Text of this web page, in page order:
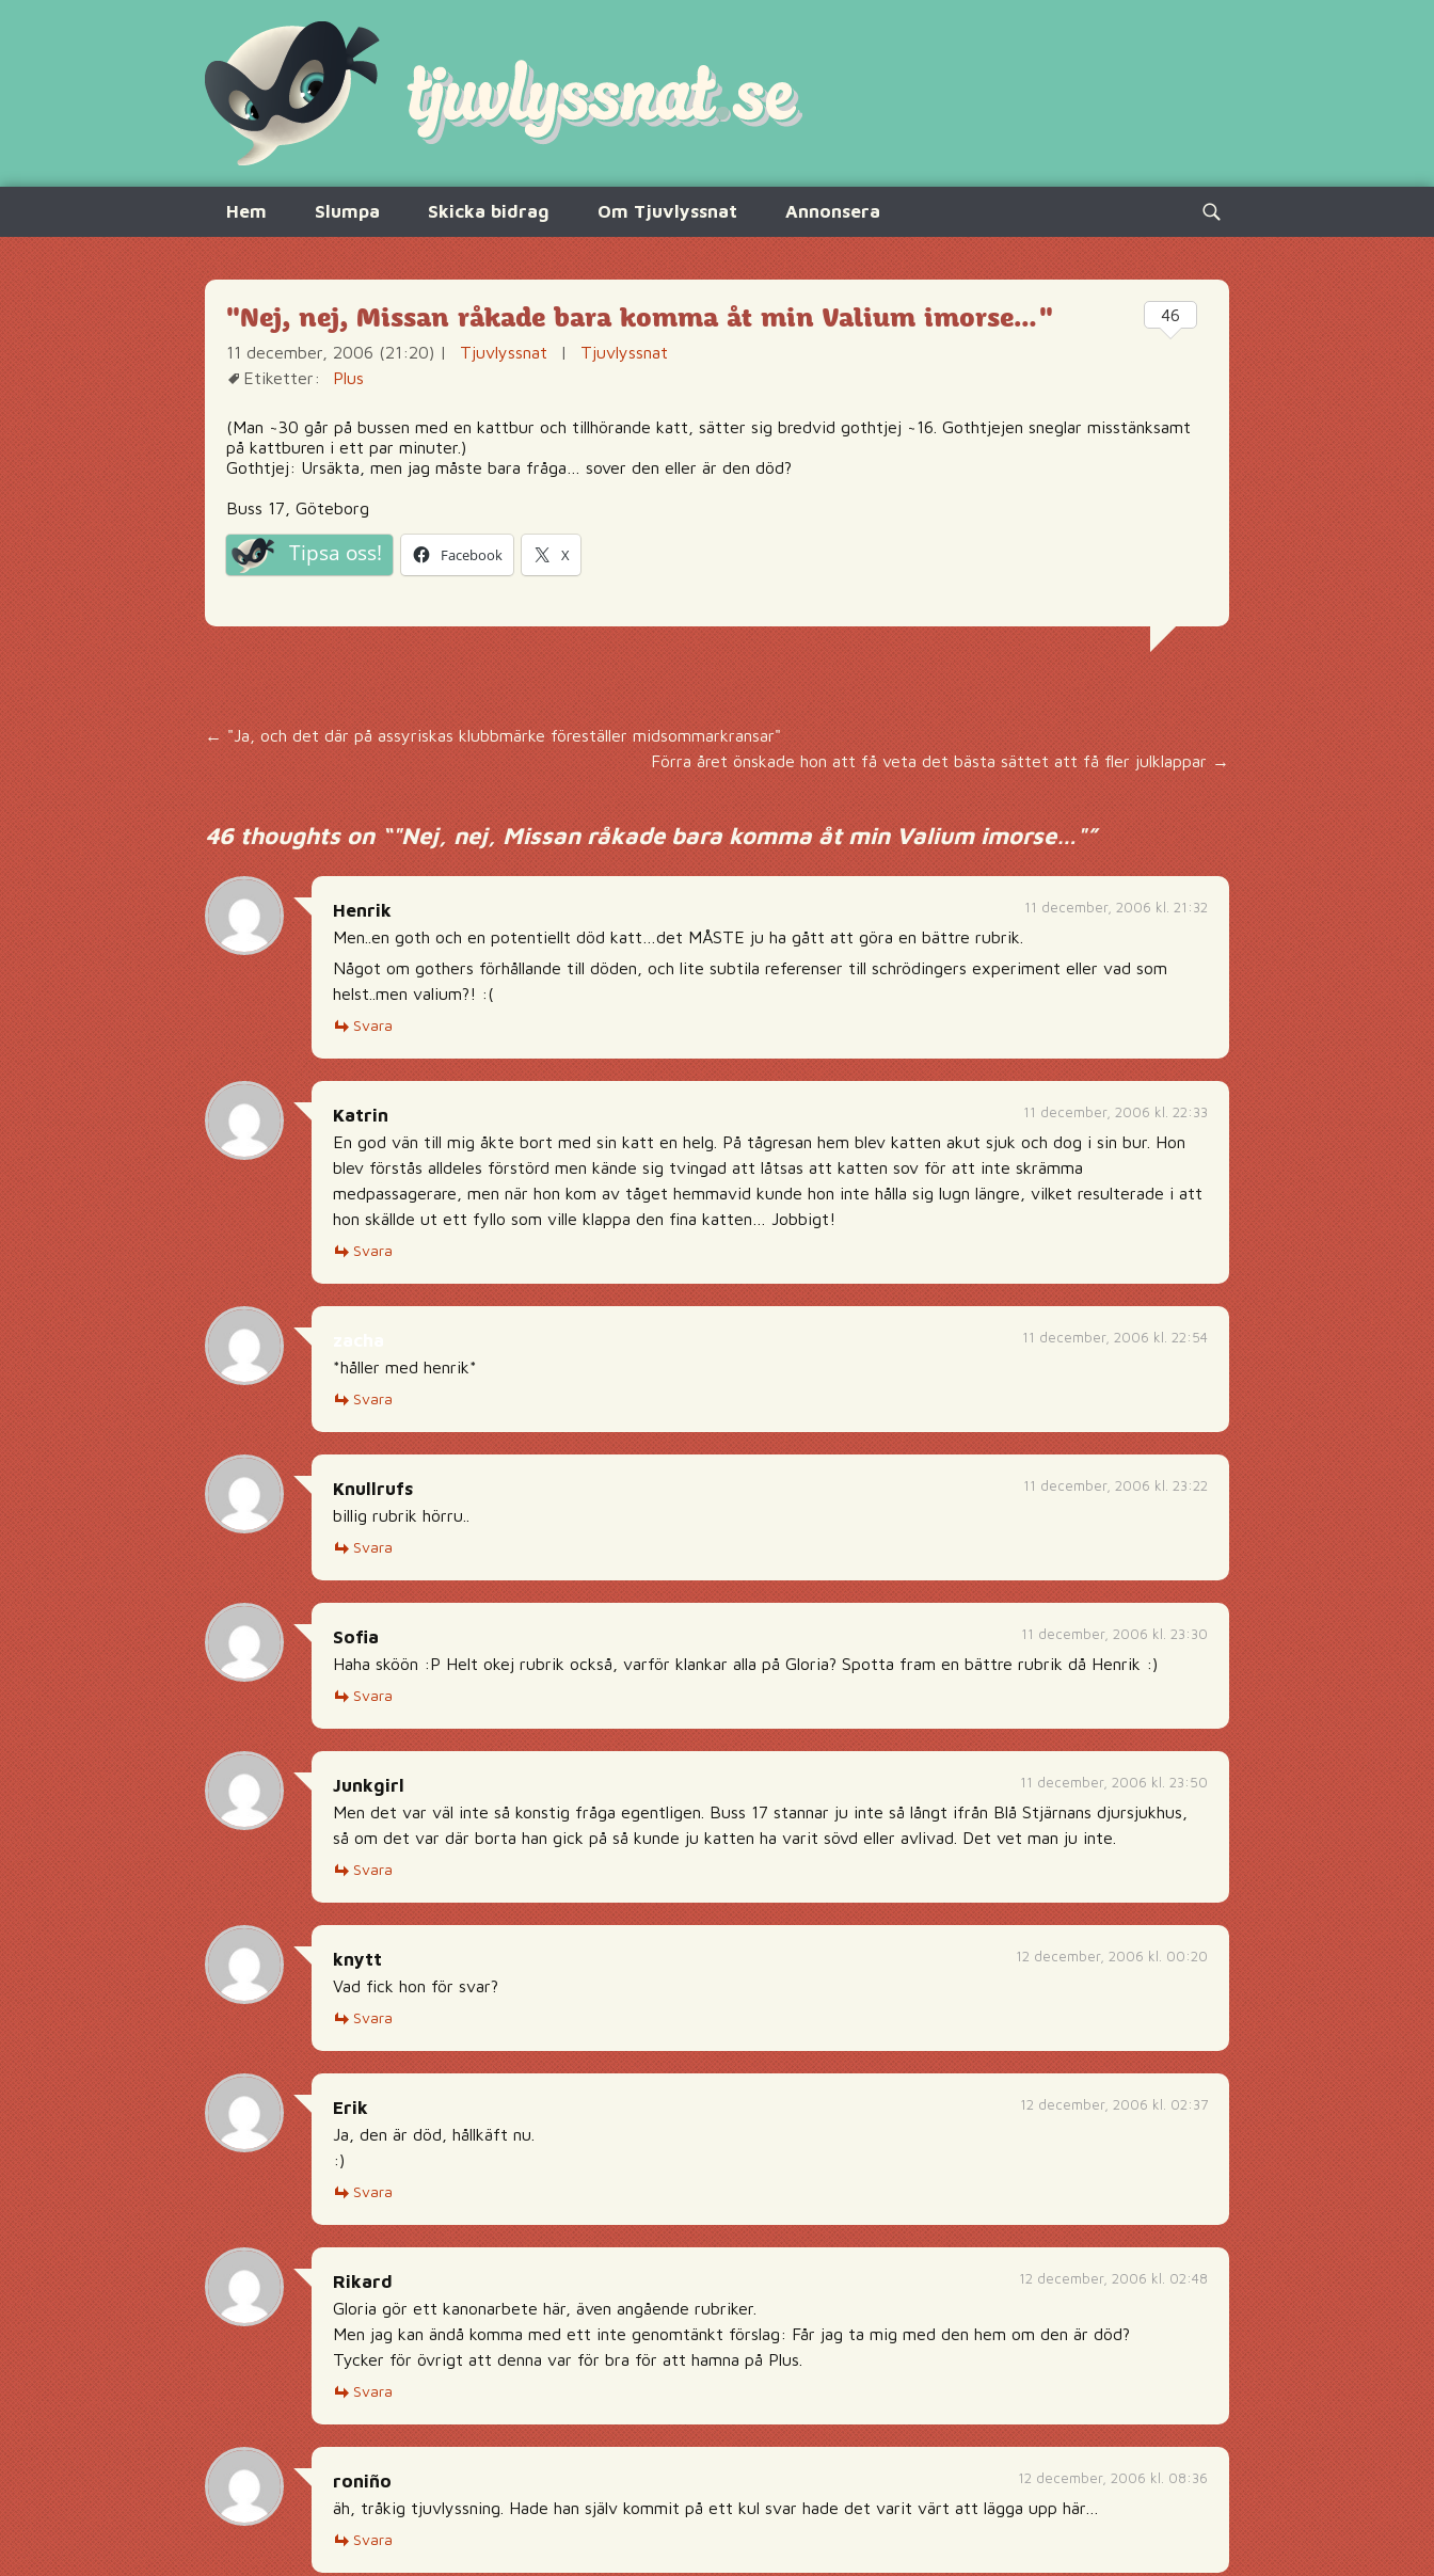
innehåll
Hem Slumpa Skicka bidrag Om Tjuvlyssnat Annonsera
Sök
efter:
"Nej, nej, Missan råkade bara komma åt min Valium imorse…"
11 december, 2006 (21:20) | Tjuvlyssnat |
Tjuvlyssnat
Etiketter:
Plus
(Man ~30 går på bussen med en kattbur och tillhörande katt, sätter sig bredvid gothtjej ~16. Gothtjejen sneglar misstänksamt
på kattburen i ett par minuter.)
Gothtjej: Ursäkta, men jag måste bara fråga… sover den eller är den död?
Buss 17, Göteborg
Tipsa oss! Facebook X
46
Inläggsnavigering
← "Ja, och det där på assyriskas klubbmärke föreställer midsommarkransar"
Förra året önskade hon att få veta det bästa sättet att få fler julklappar →
46 thoughts on “"Nej, nej, Missan råkade bara komma åt min Valium imorse…"”
11 december, 2006 kl. 21:32
Henrik
Men..en goth och en potentiellt död katt…det MÅSTE ju ha gått att göra en bättre rubrik.
Något om gothers förhållande till döden, och lite subtila referenser till schrödingers experiment eller vad som
helst..men valium?! :(
Svara
11 december, 2006 kl. 22:33
Katrin
En god vän till mig åkte bort med sin katt en helg. På tågresan hem blev katten akut sjuk och dog i sin bur. Hon
blev förstås alldeles förstörd men kände sig tvingad att låtsas att katten sov för att inte skrämma
medpassagerare, men när hon kom av tåget hemmavid kunde hon inte hålla sig lugn längre, vilket resulterade i att
hon skällde ut ett fyllo som ville klappa den fina katten… Jobbigt!
Svara
11 december, 2006 kl. 22:54
*håller med henrik*
Svara
11 december, 2006 kl. 23:22
Knullrufs
billig rubrik hörru..
Svara
11 december, 2006 kl. 23:30
Sofia
Haha sköön :P Helt okej rubrik också, varför klankar alla på Gloria? Spotta fram en bättre rubrik då Henrik :)
Svara
11 december, 2006 kl. 23:50
Junkgirl
Men det var väl inte så konstig fråga egentligen. Buss 17 stannar ju inte så långt ifrån Blå Stjärnans djursjukhus,
så om det var där borta han gick på så kunde ju katten ha varit sövd eller avlivad. Det vet man ju inte.
Svara
12 december, 2006 kl. 00:20
knytt
Vad fick hon för svar?
Svara
12 december, 2006 kl. 02:37
Erik
Ja, den är död, hållkäft nu.
:)
Svara
12 december, 2006 kl. 02:48
Rikard
Gloria gör ett kanonarbete här, även angående rubriker.
Men jag kan ändå komma med ett inte genomtänkt förslag: Får jag ta mig med den hem om den är död?
Tycker för övrigt att denna var för bra för att hamna på Plus.
Svara
12 december, 2006 kl. 08:36
roniño
äh, tråkig tjuvlyssning. Hade han själv kommit på ett kul svar hade det varit värt att lägga upp här…
Svara